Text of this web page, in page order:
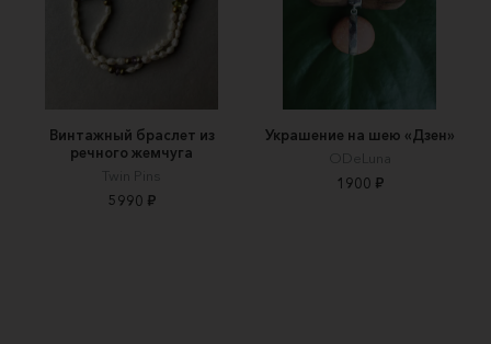
Винтажный браслет из
речного жемчуга
Twin Pins
5990 ₽
Украшение на шею «Дзен»
ODeLuna
1900 ₽